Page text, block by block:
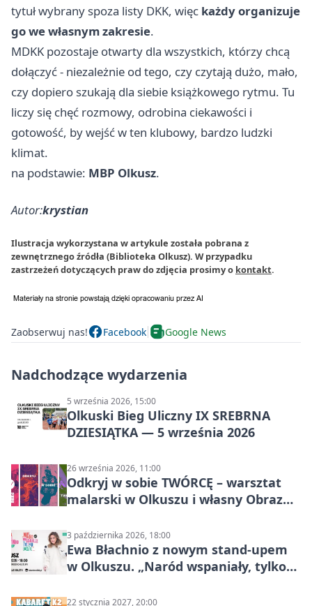
tytuł wybrany spoza listy DKK, więc każdy organizuje
go we własnym zakresie.
MDKK pozostaje otwarty dla wszystkich, którzy chcą
dołączyć - niezależnie od tego, czy czytają dużo, mało,
czy dopiero szukają dla siebie książkowego rytmu. Tu
liczy się chęć rozmowy, odrobina ciekawości i
gotowość, by wejść w ten klubowy, bardzo ludzki
klimat.
na podstawie: MBP Olkusz.
Autor:krystian
Ilustracja wykorzystana w artykule została pobrana z
zewnętrznego źródła (Biblioteka Olkusz). W przypadku
zastrzeżeń dotyczących praw do zdjęcia prosimy o kontakt.
Zaobserwuj nas! Facebook Google News
Nadchodzące wydarzenia
5 września 2026, 15:00
Olkuski Bieg Uliczny IX SREBRNA
DZIESIĄTKA — 5 września 2026
26 września 2026, 11:00
Odkryj w sobie TWÓRCĘ – warsztat
malarski w Olkuszu i własny Obraz
3 października 2026, 18:00
Ewa Błachnio z nowym stand-upem
w Olkuszu. „Naród wspaniały, tylko
22 stycznia 2027, 20:00